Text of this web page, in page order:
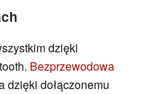
dzięki
Bezprzewodowa
dzięki dołączonemu